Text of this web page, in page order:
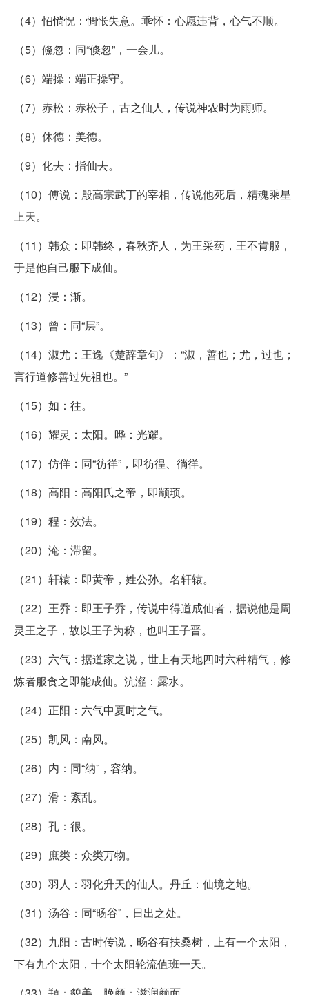
（4）怊惝怳：惆怅失意。乖怀：心愿违背，心气不顺。
（5）儵忽：同“倏忽”，一会儿。
（6）端操：端正操守。
（7）赤松：赤松子，古之仙人，传说神农时为雨师。
（8）休德：美德。
（9）化去：指仙去。
（10）傅说：殷高宗武丁的宰相，传说他死后，精魂乘星
上天。
（11）韩众：即韩终，春秋齐人，为王采药，王不肯服，
于是他自己服下成仙。
（12）浸：渐。
（13）曾：同“层”。
（14）淑尤：王逸《楚辞章句》：“淑，善也；尤，过也；
言行道修善过先祖也。”
（15）如：往。
（16）耀灵：太阳。晔：光耀。
（17）仿佯：同“彷徉”，即彷徨、徜徉。
（18）高阳：高阳氏之帝，即颛顼。
（19）程：效法。
（20）淹：滞留。
（21）轩辕：即黄帝，姓公孙。名轩辕。
（22）王乔：即王子乔，传说中得道成仙者，据说他是周
灵王之子，故以王子为称，也叫王子晋。
（23）六气：据道家之说，世上有天地四时六种精气，修
炼者服食之即能成仙。沆瀣：露水。
（24）正阳：六气中夏时之气。
（25）凯风：南风。
（26）内：同“纳”，容纳。
（27）滑：紊乱。
（28）孔：很。
（29）庶类：众类万物。
（30）羽人：羽化升天的仙人。丹丘：仙境之地。
（31）汤谷：同“旸谷”，日出之处。
（32）九阳：古时传说，旸谷有扶桑树，上有一个太阳，
下有九个太阳，十个太阳轮流值班一天。